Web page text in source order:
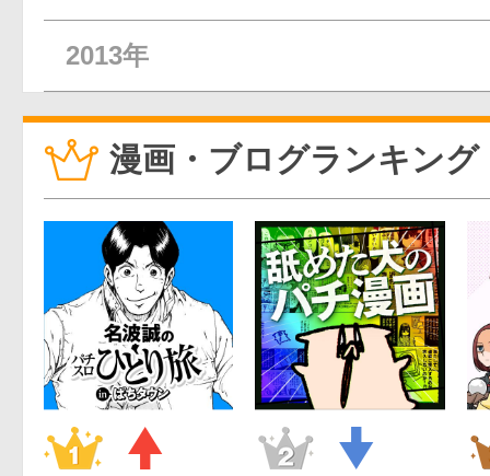
2013年
漫画・ブログランキング